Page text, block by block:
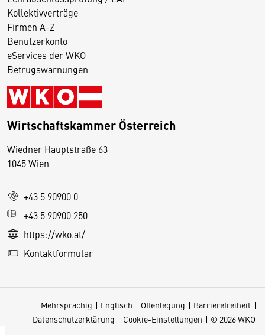
Kollektivverträge
Firmen A-Z
Benutzerkonto
eServices der WKO
Betrugswarnungen
Wirtschaftskammer Österreich
Wiedner Hauptstraße 63
1045 Wien
+43 5 90900 0
+43 5 90900 250
https://wko.at/
Kontaktformular
Mehrsprachig Englisch Offenlegung
Barrierefreiheit
Datenschutzerklärung
Cookie-Einstellungen © 2026 WKO
D
s
e
S
e